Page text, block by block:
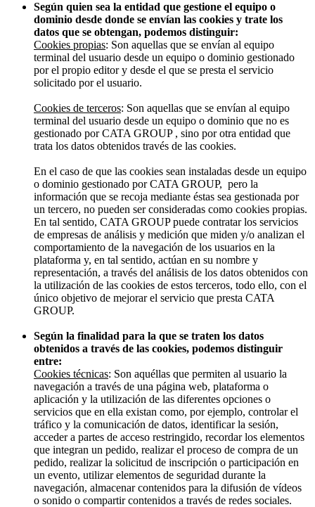
Según quien sea la entidad que gestione el equipo o
dominio desde donde se envían las cookies y trate los
datos que se obtengan, podemos distinguir:
Cookies propias: Son aquellas que se envían al equipo
terminal del usuario desde un equipo o dominio gestionado
por el propio editor y desde el que se presta el servicio
solicitado por el usuario.
Cookies de terceros: Son aquellas que se envían al equipo
terminal del usuario desde un equipo o dominio que no es
gestionado por CATA GROUP , sino por otra entidad que
trata los datos obtenidos través de las cookies.
En el caso de que las cookies sean instaladas desde un equipo
o dominio gestionado por CATA GROUP, pero la
información que se recoja mediante éstas sea gestionada por
un tercero, no pueden ser consideradas como cookies propias.
En tal sentido, CATA GROUP puede contratar los servicios
de empresas de análisis y medición que miden y/o analizan el
comportamiento de la navegación de los usuarios en la
plataforma y, en tal sentido, actúan en su nombre y
representación, a través del análisis de los datos obtenidos con
la utilización de las cookies de estos terceros, todo ello, con el
único objetivo de mejorar el servicio que presta CATA
GROUP.
Según la finalidad para la que se traten los datos
obtenidos a través de las cookies, podemos distinguir
entre:
Cookies técnicas: Son aquéllas que permiten al usuario la
navegación a través de una página web, plataforma o
aplicación y la utilización de las diferentes opciones o
servicios que en ella existan como, por ejemplo, controlar el
tráfico y la comunicación de datos, identificar la sesión,
acceder a partes de acceso restringido, recordar los elementos
que integran un pedido, realizar el proceso de compra de un
pedido, realizar la solicitud de inscripción o participación en
un evento, utilizar elementos de seguridad durante la
navegación, almacenar contenidos para la difusión de vídeos
o sonido o compartir contenidos a través de redes sociales.